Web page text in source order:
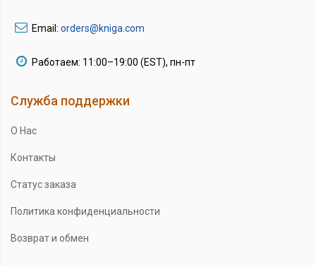
Email: orders@kniga.com
Работаем: 11:00–19:00 (EST), пн-пт
Служба поддержки
О Нас
Контакты
Статус заказа
Политика конфиденциальности
Возврат и обмен